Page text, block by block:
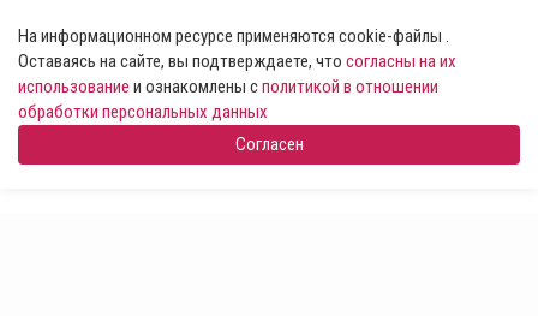
На информационном ресурсе применяются cookie-файлы .
Оставаясь на сайте, вы подтверждаете, что согласны на их
использование и ознакомлены сполитикой в отношении
обработки персональных данных
Согласен